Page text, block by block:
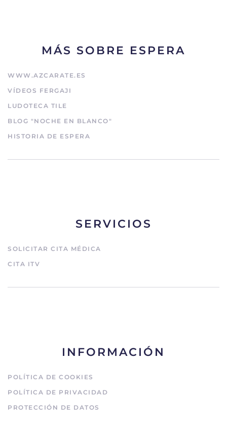
MÁS SOBRE ESPERA
WWW.AZCARATE.ES
VÍDEOS FERGAJI
LUDOTECA TILE
BLOG "NOCHE EN BLANCO"
HISTORIA DE ESPERA
SERVICIOS
SOLICITAR CITA MÉDICA
CITA ITV
INFORMACIÓN
POLÍTICA DE COOKIES
POLÍTICA DE PRIVACIDAD
PROTECCIÓN DE DATOS